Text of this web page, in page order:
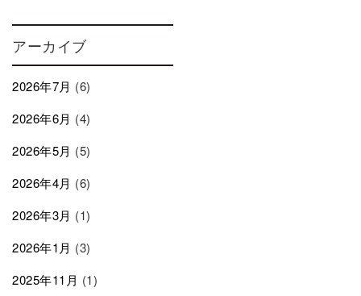
アーカイブ
2026年7月 (6)
2026年6月 (4)
2026年5月 (5)
2026年4月 (6)
2026年3月 (1)
2026年1月 (3)
2025年11月 (1)